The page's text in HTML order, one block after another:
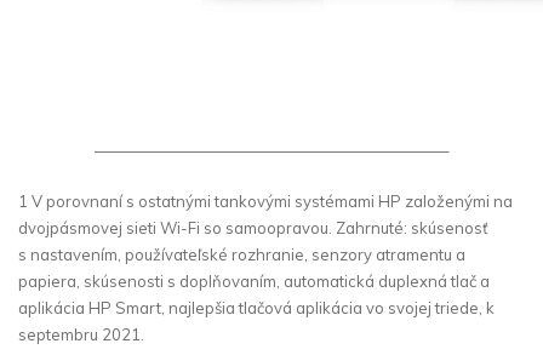
——————————————————————–
1 V porovnaní s ostatnými tankovými systémami HP založenými na
dvojpásmovej sieti Wi-Fi so samoopravou. Zahrnuté: skúsenosť
s nastavením, používateľské rozhranie, senzory atramentu a
papiera, skúsenosti s doplňovaním, automatická duplexná tlač a
aplikácia HP Smart, najlepšia tlačová aplikácia vo svojej triede, k
septembru 2021.